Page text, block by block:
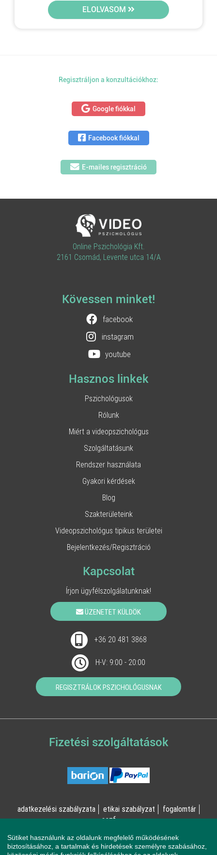
ELOLVASOM
Regisztráljon a konzultációkhoz:
Google fiókkal
Facebook fiókkal
E-mailes regisztráció
Online Pszichológia Kft.
2161 Csomád, Levente utca 14/A
Kövessen minket!
facebook
instagram
youtube
Hasznos linkek
Pszichológusok
Rólunk
Miért a videopszichológus
Szolgáltatásunk
Rendszer használata
Gyakori kérdések
Blog
Szakterületeink
Videopszichológus tipikus területei
Bejelentkezés/Regisztráció
Kapcsolat
Írjon ügyfélszolgálatunknak!
ÜZENETET KÜLDÖK
+36 20 481 3868
H-V: 9:00 - 20:00
REGISZTRÁLOK PSZICHOLÓGUSNAK
Fizetési szolgáltatások
adatkezelési szabályzata etikai szabályzat
fogalomtár
aszf
© Online Pszichológia Kft. 2023 - Minden jog fenntartva!
Sütiket használunk az oldalunk megfelelő működésének
biztosításához, a tartalmak és hirdetések személyre szabásához,